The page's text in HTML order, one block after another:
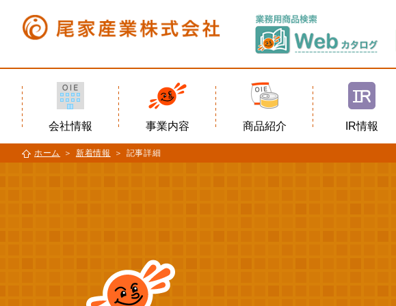
会社情報 事業内容 商品紹介 IR情報
ホーム 新着情報 記事詳細